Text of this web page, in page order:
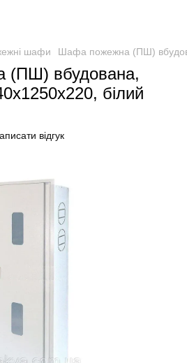
шафи Шафа пожежна (ПШ)
(ПШ) вбудована,
білий
відгук